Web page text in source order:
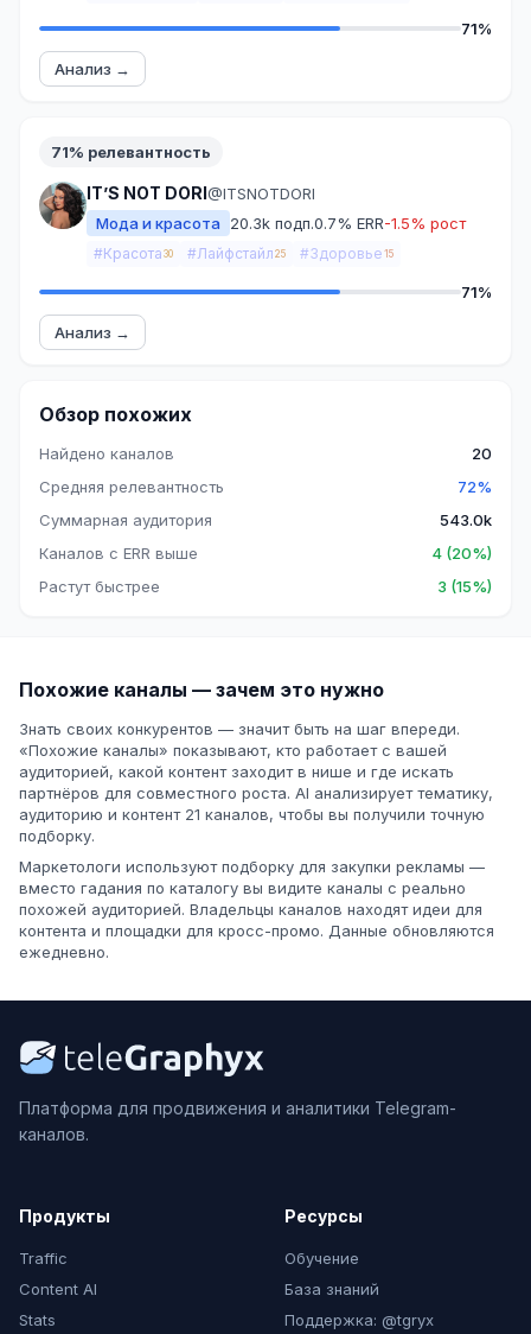
71%
Анализ →
71% релевантность
IT’S NOT DORI@ITSNOTDORI
Мода и красота
20.3k подп.0.7% ERR-1.5% рост
#Красота 30 #Лайфстайл 25 #Здоровье 15
71%
Анализ →
Обзор похожих
Найдено каналов
20
Средняя релевантность
72%
Суммарная аудитория
543.0k
Каналов с ERR выше
4 (20%)
Растут быстрее
3 (15%)
Похожие каналы — зачем это нужно
Знать своих конкурентов — значит быть на шаг впереди.
«Похожие каналы» показывают, кто работает с вашей
аудиторией, какой контент заходит в нише и где искать
партнёров для совместного роста. AI анализирует тематику,
аудиторию и контент 21 каналов, чтобы вы получили точную
подборку.
Маркетологи используют подборку для закупки рекламы —
вместо гадания по каталогу вы видите каналы с реально
похожей аудиторией. Владельцы каналов находят идеи для
контента и площадки для кросс-промо. Данные обновляются
ежедневно.
Платформа для продвижения и аналитики Telegram-
каналов.
Продукты
Traffic
Content AI
Stats
Ресурсы
Обучение
База знаний
Поддержка: @tgryx